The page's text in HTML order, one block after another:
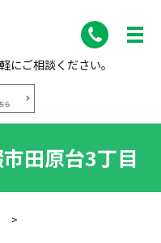
にご相談ください。
市田原台3丁目